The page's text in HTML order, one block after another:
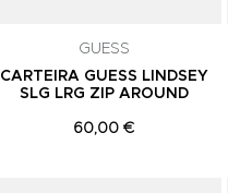
GUESS
CARTEIRA GUESS LINDSEY
SLG LRG ZIP AROUND
60,00 €